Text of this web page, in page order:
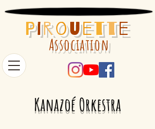
Pirouette
Association
Kanazoé Orkestra